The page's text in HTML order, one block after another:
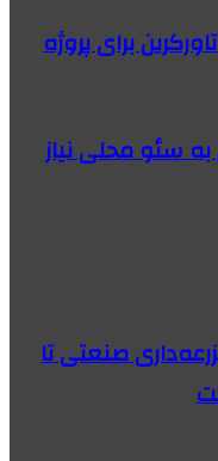
سئو محلی نیاز
صنعتی تا